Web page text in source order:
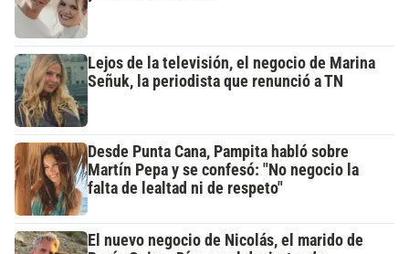
Lejos de la televisión, el negocio de Marina
Señuk, la periodista que renunció a TN
Desde Punta Cana, Pampita habló sobre
Martín Pepa y se confesó: "No negocio la
falta de lealtad ni de respeto"
El nuevo negocio de Nicolás, el marido de